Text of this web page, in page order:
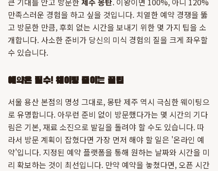
만족스러운 경험을 하고 싶을 것입니다. 치열한 예약 경쟁을 뚫
고 방문한 만큼, 후회 없는 시간을 보내기 위한 몇 가지 팁을 소
개합니다. 사소한 준비가 당신의 미식 경험의 질을 크게 좌우할
수 있습니다.
예약은 필수! 웨이팅 줄이는 꿀팁
서울 용산 본점의 명성 그대로, 몽탄 제주 역시 극심한 웨이팅으
로 유명합니다. 아무런 준비 없이 방문했다가는 몇 시간의 기다
림은 기본, 재료 소진으로 발길을 돌려야 할 수도 있습니다. 따
라서 방문 계획이 잡혔다면 가장 먼저 해야 할 일은 '온라인 예
약'입니다. 지정된 예약 플랫폼을 통해 원하는 날짜와 시간을 미
리 확보하는 것이 최선입니다. 만약 예약을 놓쳤다면, 오픈 시간